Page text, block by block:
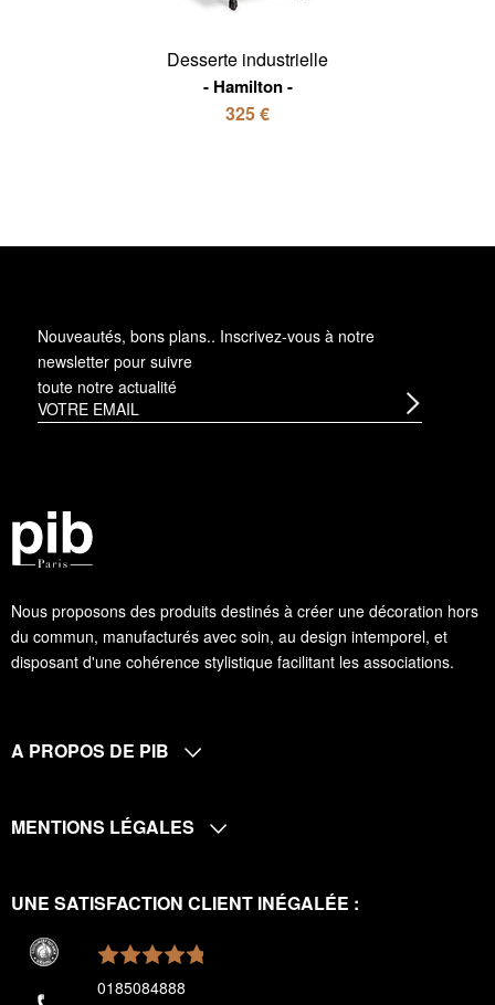
Desserte industrielle
Hamilton
325 €
Nous proposons des produits destinés à créer une décoration hors
du commun, manufacturés avec soin, au design intemporel, et
disposant d'une cohérence stylistique facilitant les associations.
Nouveautés, bons plans.. Inscrivez-vous à notre
newsletter pour suivre
toute notre actualité
A PROPOS DE PIB
MENTIONS LÉGALES
UNE SATISFACTION CLIENT INÉGALÉE :
0185084888